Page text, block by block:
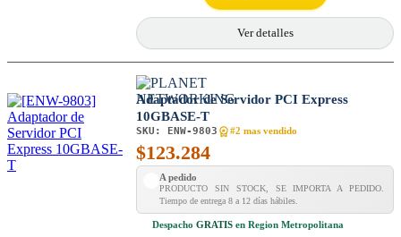
Ver detalles
Adaptador de Servidor PCI Express
10GBASE-T
SKU: ENW-9803 #2 mas vendido
$123.284
A pedido
PRODUCTO SIN STOCK, SE IMPORTA A PEDIDO.
Tiempo de entrega 8 a 12 días hábiles.
Despacho GRATIS en Region Metropolitana